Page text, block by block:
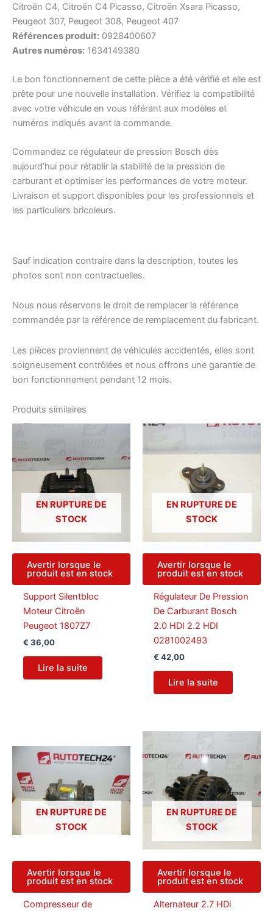
Citroën C4, Citroën C4 Picasso, Citroën Xsara Picasso,
Peugeot 307, Peugeot 308, Peugeot 407
Références produit: 0928400607
Autres numéros: 1634149380
Le bon fonctionnement de cette pièce a été vérifié et elle est
prête pour une nouvelle installation. Vérifiez la compatibilité
avec votre véhicule en vous référant aux modèles et
numéros indiqués avant la commande.
Commandez ce régulateur de pression Bosch dès
aujourd’hui pour rétablir la stabilité de la pression de
carburant et optimiser les performances de votre moteur.
Livraison et support disponibles pour les professionnels et
les particuliers bricoleurs.
Sauf indication contraire dans la description, toutes les
photos sont non contractuelles.
Nous nous réservons le droit de remplacer la référence
commandée par la référence de remplacement du fabricant.
Les pièces proviennent de véhicules accidentés, elles sont
soigneusement contrôlées et nous offrons une garantie de
bon fonctionnement pendant 12 mois.
Produits similaires
EN RUPTURE DE
STOCK
Avertir lorsque le
produit est en stock
Support Silentbloc
Moteur Citroën
Peugeot 1807Z7
€ 36,00
Lire la suite
EN RUPTURE DE
STOCK
Avertir lorsque le
produit est en stock
Régulateur De Pression
De Carburant Bosch
2.0 HDI 2.2 HDI
0281002493
€ 42,00
Lire la suite
EN RUPTURE DE
STOCK
Avertir lorsque le
produit est en stock
Compresseur de
EN RUPTURE DE
STOCK
Avertir lorsque le
produit est en stock
Alternateur 2.7 HDi